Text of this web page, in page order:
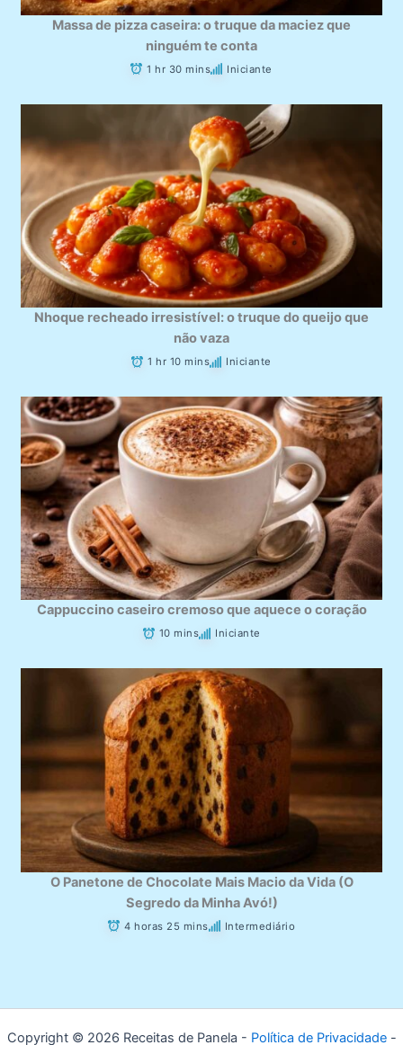
Massa de pizza caseira: o truque da maciez que
ninguém te conta
1 hr 30 mins Iniciante
Nhoque recheado irresistível: o truque do queijo que
não vaza
1 hr 10 mins Iniciante
Cappuccino caseiro cremoso que aquece o coração
10 mins Iniciante
O Panetone de Chocolate Mais Macio da Vida (O
Segredo da Minha Avó!)
4 horas 25 mins Intermediário
Copyright © 2026 Receitas de Panela - Política de Privacidade-